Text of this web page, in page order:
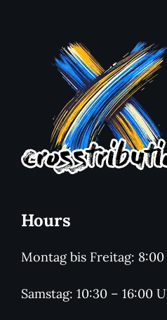
Hours
Montag bis Freitag:
Samstag: 10:30 – 16:00